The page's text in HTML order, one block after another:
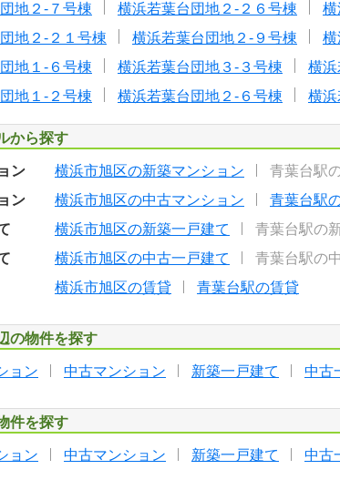
地２-７号棟
横浜若葉台団地２-２６号棟 横
地２-２１号棟
横浜若葉台団地２-９号棟 横
地１-６号棟
横浜若葉台団地３-３号棟 横浜
地１-２号棟
横浜若葉台団地２-６号棟 横浜
から探す
ン 横浜市旭区の新築マンション
青葉台駅
ン
横浜市旭区の中古マンション
青葉台駅
横浜市旭区の新築一戸建て
青葉台駅の
横浜市旭区の中古一戸建て
青葉台駅の
横浜市旭区の賃貸 青葉台駅の賃貸
の物件を探す
ョン 中古マンション 新築一戸建て 中古
件を探す
ョン 中古マンション 新築一戸建て 中古